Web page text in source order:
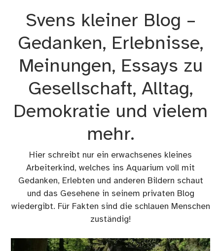
Svens kleiner Blog –
Gedanken, Erlebnisse,
Meinungen, Essays zu
Gesellschaft, Alltag,
Demokratie und vielem
mehr.
Hier schreibt nur ein erwachsenes kleines
Arbeiterkind, welches ins Aquarium voll mit
Gedanken, Erlebten und anderen Bildern schaut
und das Gesehene in seinem privaten Blog
wiedergibt. Für Fakten sind die schlauen Menschen
zuständig!